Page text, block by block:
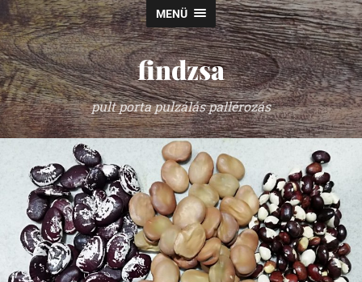
MENÜ
findzsa
pult porta pulzálás pallérozás